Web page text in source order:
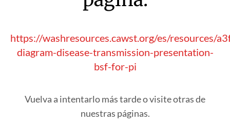
https://washresources.cawst.org/es/resources/
diagram-disease-transmission-presentation-
bsf-for-pi
Vuelva a intentarlo más tarde o visite otras de
nuestras páginas.